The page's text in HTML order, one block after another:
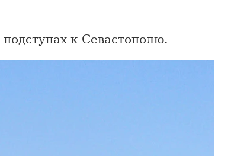
к Севастополю.